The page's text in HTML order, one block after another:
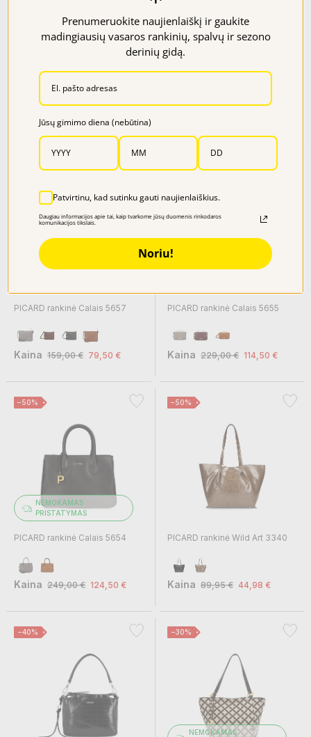
Prenumeruokite naujienlaiškį ir gaukite
madingiausių vasaros rankinių, spalvų ir sezono
derinių gidą.
Jūsų gimimo diena (nebūtina)
Patvirtinu, kad sutinku gauti naujienlaiškius.
Daugiau informacijos apie tai, kaip tvarkome jūsų duomenis rinkodaros
komunikacijos tikslais.
Noriu!
PICARD rankinė Sportify 3328
Kaina 89,95 € 53,97 €
NEMOKAMAS
PICARD rankinė Calais 5656
PICARD rankinė Calais 5657
Kaina 159,00 € 79,50 €
−50%
PICARD rankinė Calais 5655
Kaina 229,00 € 114,50 €
−50%
NEMOKAMAS
PRISTATYMAS
PICARD rankinė Calais 5654
Kaina 249,00 € 124,50 €
−50%
PICARD rankinė Wild Art 3340
Kaina 89,95 € 44,98 €
−40% −30%
NEMOKAMAS